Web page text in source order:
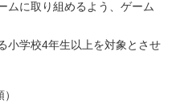
ムに取り組めるよう、ゲーム
小学校4年生以上を対象とさせ